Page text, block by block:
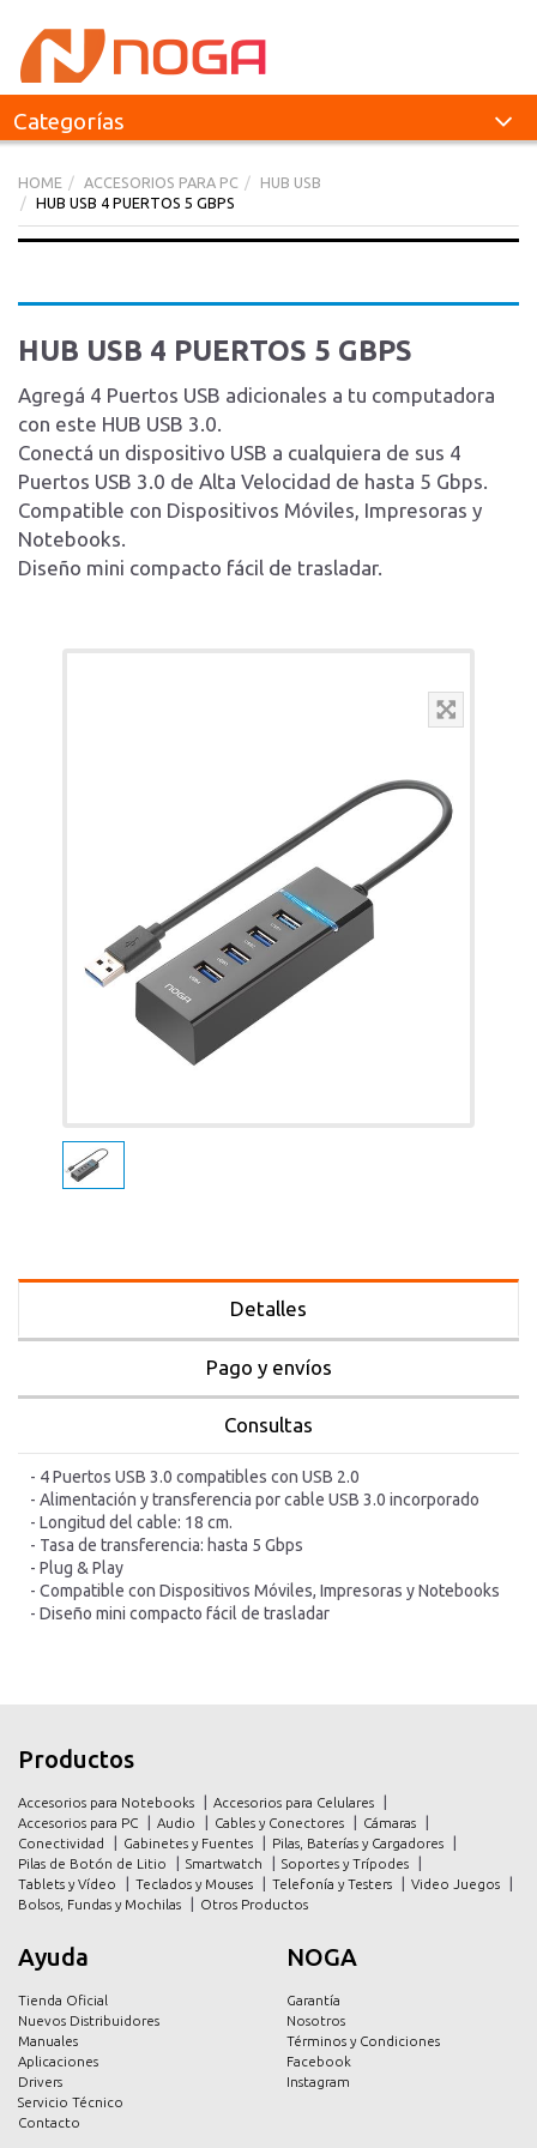
Categorías
HOME ACCESORIOS PARA PC
HUB USB
HUB USB 4 PUERTOS 5 GBPS
HUB USB 4 PUERTOS 5 GBPS
Agregá 4 Puertos USB adicionales a tu computadora
con este HUB USB 3.0.
Conectá un dispositivo USB a cualquiera de sus 4
Puertos USB 3.0 de Alta Velocidad de hasta 5 Gbps.
Compatible con Dispositivos Móviles, Impresoras y
Notebooks.
Diseño mini compacto fácil de trasladar.
Detalles
Pago y envíos
Consultas
- 4 Puertos USB 3.0 compatibles con USB 2.0
- Alimentación y transferencia por cable USB 3.0 incorporado
- Longitud del cable: 18 cm.
- Tasa de transferencia: hasta 5 Gbps
- Plug & Play
- Compatible con Dispositivos Móviles, Impresoras y Notebooks
- Diseño mini compacto fácil de trasladar
productos
promociones
contacto
promociones
contacto
Productos
Accesorios para Notebooks
Accesorios para Celulares
Accesorios para PC
Audio Cables y Conectores
Cámaras
Conectividad
Gabinetes y Fuentes
Pilas, Baterías y Cargadores
Pilas de Botón de Litio
Smartwatch
Soportes y Trípodes
Tablets y Vídeo
Teclados y Mouses Telefonía y Testers
Video Juegos
Bolsos, Fundas y Mochilas
Otros Productos
Ayuda
Tienda Oficial
Nuevos Distribuidores
Manuales
Aplicaciones
Drivers
Servicio Técnico
Contacto
NOGA
Garantía
Nosotros
Términos y Condiciones
Facebook
Instagram